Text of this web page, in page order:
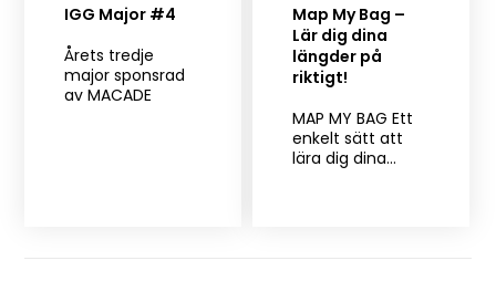
IGG Major #4
Årets tredje
major sponsrad
av MACADE
Map My Bag –
Lär dig dina
längder på
riktigt!
MAP MY BAG Ett
enkelt sätt att
lära dig dina…